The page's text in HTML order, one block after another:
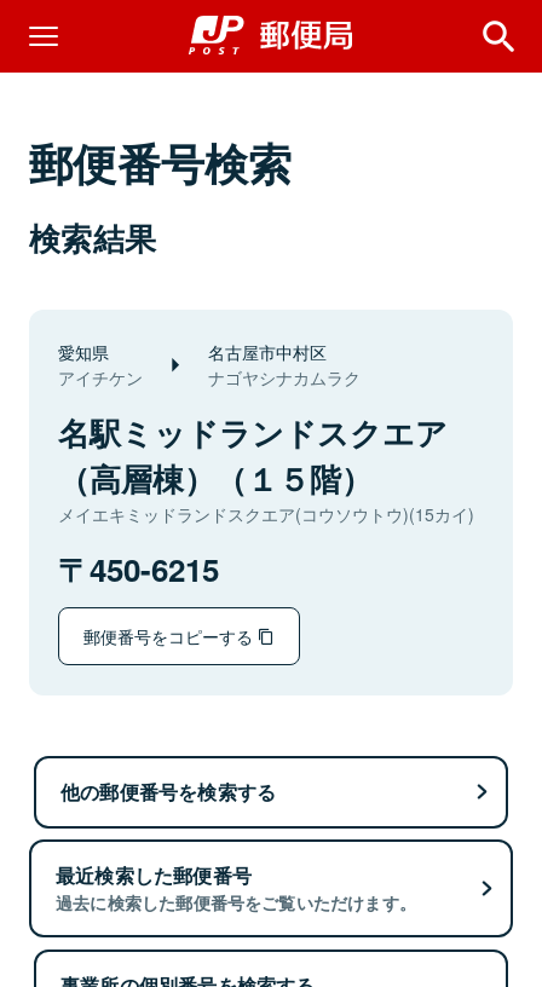
郵便番号検索
検索結果
愛知県
アイチケン
名古屋市中村区
ナゴヤシナカムラク
名駅ミッドランドスクエア
（高層棟）（１５階）
メイエキミッドランドスクエア(コウソウトウ)(15カイ)
450-6215
郵便番号をコピーする
他の郵便番号を検索する
最近検索した郵便番号
過去に検索した郵便番号をご覧いただけます。